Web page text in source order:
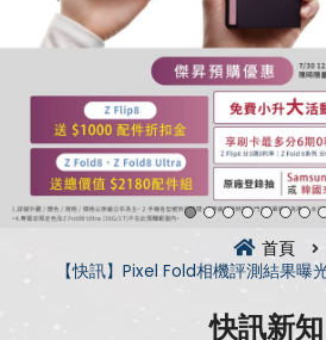
首頁
【快訊】Pixel Fold相機評測結果
快訊新知